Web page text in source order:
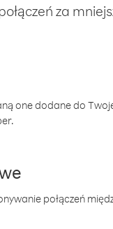
za
one dodane do
połączeń